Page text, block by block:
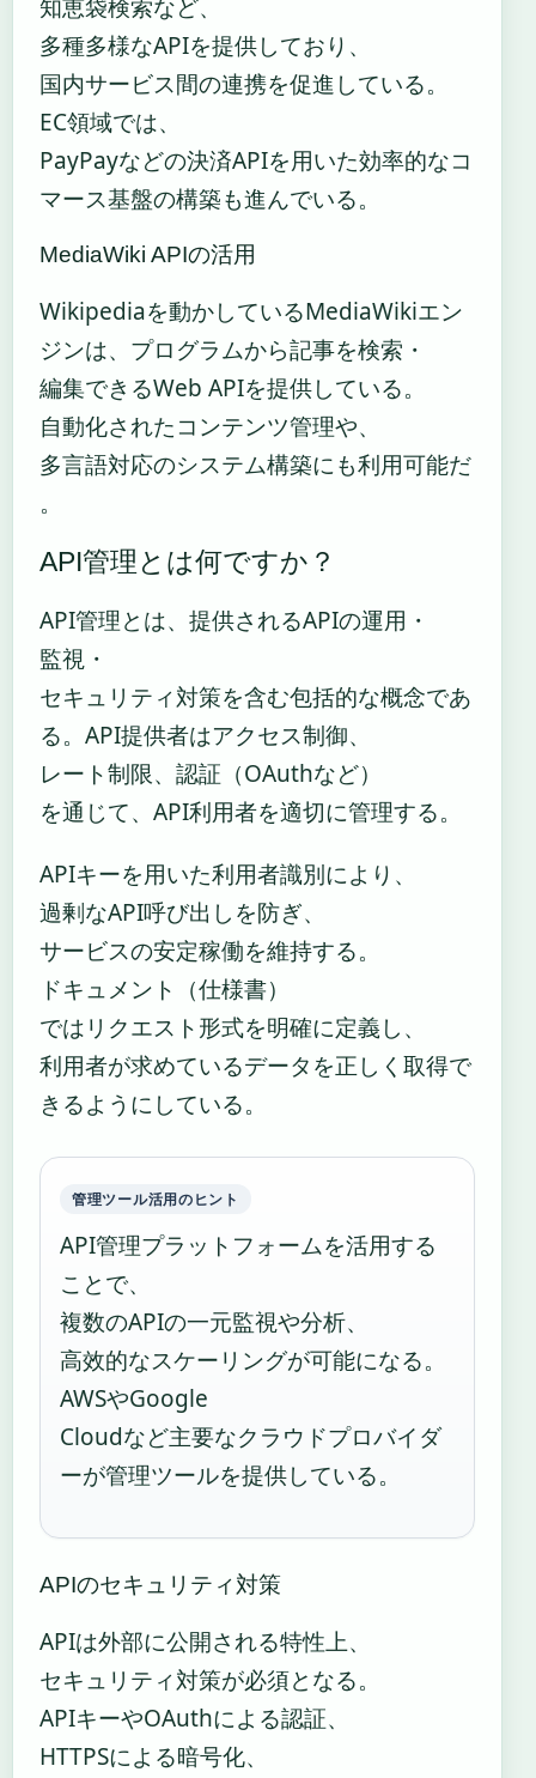
知恵袋検索など、
多種多様なAPIを提供しており、
国内サービス間の連携を促進している。
EC領域では、
PayPayなどの決済APIを用いた効率的なコ
マース基盤の構築も進んでいる。
MediaWiki APIの活用
Wikipediaを動かしているMediaWikiエン
ジンは、プログラムから記事を検索・
編集できるWeb APIを提供している。
自動化されたコンテンツ管理や、
多言語対応のシステム構築にも利用可能だ
。
API管理とは何ですか？
API管理とは、提供されるAPIの運用・
監視・
セキュリティ対策を含む包括的な概念であ
る。API提供者はアクセス制御、
レート制限、認証（OAuthなど）
を通じて、API利用者を適切に管理する。
APIキーを用いた利用者識別により、
過剰なAPI呼び出しを防ぎ、
サービスの安定稼働を維持する。
ドキュメント（仕様書）
ではリクエスト形式を明確に定義し、
利用者が求めているデータを正しく取得で
きるようにしている。
管理ツール活用のヒント
API管理プラットフォームを活用する
ことで、
複数のAPIの一元監視や分析、
高效的なスケーリングが可能になる。
AWSやGoogle
Cloudなど主要なクラウドプロバイダ
ーが管理ツールを提供している。
APIのセキュリティ対策
APIは外部に公開される特性上、
セキュリティ対策が必須となる。
APIキーやOAuthによる認証、
HTTPSによる暗号化、